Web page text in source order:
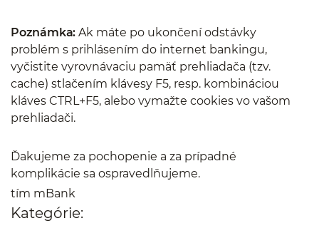
Poznámka: Ak máte po ukončení odstávky
problém s prihlásením do internet bankingu,
vyčistite vyrovnávaciu pamäť prehliadača (tzv.
cache) stlačením klávesy F5, resp. kombináciou
kláves CTRL+F5, alebo vymažte cookies vo vašom
prehliadači.
Ďakujeme za pochopenie a za prípadné
komplikácie sa ospravedlňujeme.
tím mBank
Kategórie: